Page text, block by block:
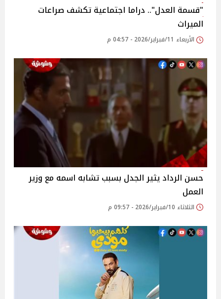
"قسمة العدل".. دراما اجتماعية تكشف صراعات
الميراث
الأربعاء 11/فبراير/2026 - 04:57 م
حسن الرداد يثير الجدل بسبب تشابه اسمه مع وزير
العمل
الثلاثاء 10/فبراير/2026 - 09:57 م